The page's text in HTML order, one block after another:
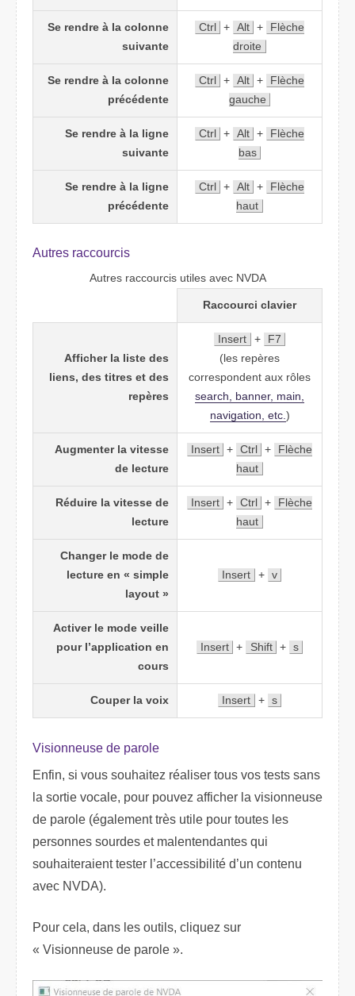
Se rendre à la colonne
suivante
Ctrl + Alt +
Flèche
droite
Se rendre à la colonne
précédente
Ctrl + Alt +
Flèche
gauche
Se rendre à la ligne
suivante
Ctrl + Alt +
Flèche
bas
Se rendre à la ligne
précédente
Ctrl + Alt +
Flèche
haut
Autres raccourcis
Autres raccourcis utiles avec NVDA
Raccourci clavier
Afficher la liste des
liens, des titres et des
repères
Insert +
F7
(les repères
correspondent aux rôles
search, banner, main,
navigation, etc.)
Augmenter la vitesse
de lecture
Insert + Ctrl +
Flèche
haut
Réduire la vitesse de
lecture
Insert + Ctrl +
Flèche
haut
Changer le mode de
lecture en « simple
layout »
Insert + v
Activer le mode veille
pour l’application en
cours
Insert + Shift + s
Couper la voix Insert + s
Visionneuse de parole
Enfin, si vous souhaitez réaliser tous vos tests sans
la sortie vocale, pour pouvez afficher la visionneuse
de parole (également très utile pour toutes les
personnes sourdes et malentendantes qui
souhaiteraient tester l’accessibilité d’un contenu
avec NVDA).
Pour cela, dans les outils, cliquez sur
« Visionneuse de parole ».